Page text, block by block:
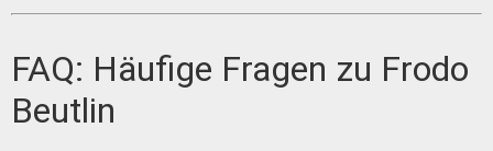
FAQ: Häufige Fragen zu Frodo
Beutlin